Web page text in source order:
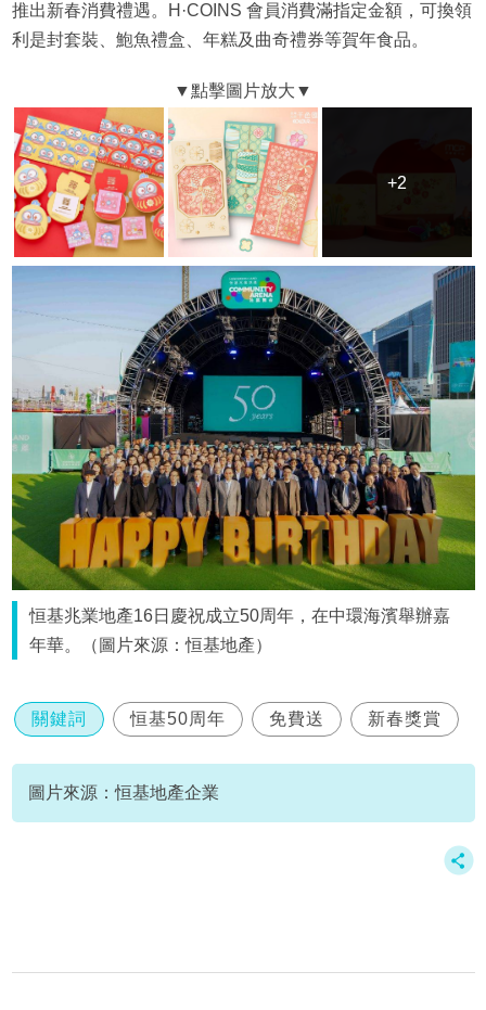
推出新春消費禮遇。H·COINS 會員消費滿指定金額，可換領
利是封套裝、鮑魚禮盒、年糕及曲奇禮券等賀年食品。
+2
+2
恒基兆業地產16日慶祝成立50周年，在中環海濱舉辦嘉
年華。（圖片來源：恒基地產）
關鍵詞 恒基50周年 免費送 新春獎賞
圖片來源：恒基地產企業